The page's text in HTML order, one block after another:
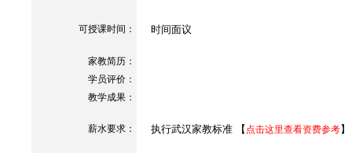
可授课时间： 时间面议
家教简历：
学员评价：
教学成果：
薪水要求： 执行武汉家教标准 【 点击这里查看资费参考】